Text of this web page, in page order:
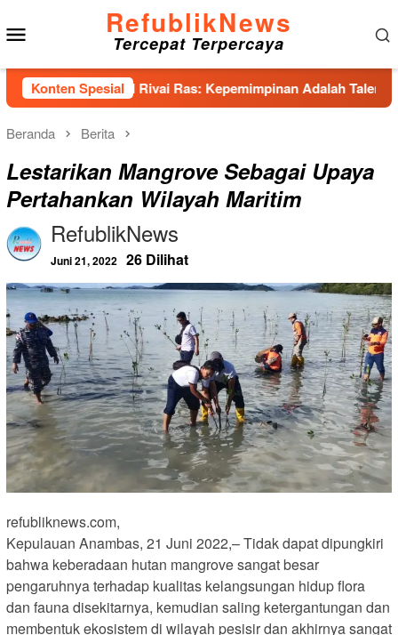
ke
konten
RefublikNews
Tercepat Terpercaya
Konten Spesial
Rivai Ras: Kepemimpinan Adalah Talenta yang Bisa
Beranda Berita
Lestarikan Mangrove Sebagai Upaya
Pertahankan Wilayah Maritim
RefublikNews
Juni 21, 2022 26 Dilihat
refubliknews.com,
Kepulauan Anambas, 21 Juni 2022,– Tidak dapat dipungkiri
bahwa keberadaan hutan mangrove sangat besar
pengaruhnya terhadap kualitas kelangsungan hidup flora
dan fauna disekitarnya, kemudian saling ketergantungan dan
membentuk ekosistem di wilayah pesisir dan akhirnya sangat